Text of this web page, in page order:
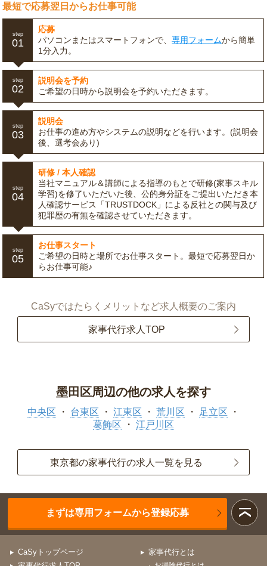
最短で応募翌日からお仕事可能
step
01
応募
パソコンまたはスマートフォンで、専用フォームから簡単
1分入力。
step
02
説明会を予約
ご希望の日時から説明会を予約いただきます。
step
03
説明会
お仕事の進め方やシステムの説明などを行います。(説明会
後、選考会あり)
step
04
研修 / 本人確認
当社マニュアル＆講師による指導のもとで研修(家事スキル
学習)を修了いただいた後、公的身分証をご提出いただき本
人確認サービス「TRUSTDOCK」による反社との関与及び
犯罪歴の有無を確認させていただきます。
step
05
お仕事スタート
ご希望の日時と場所でお仕事スタート。最短で応募翌日か
らお仕事可能♪
CaSyではたらくメリットなど求人概要のご案内
家事代行求人TOP
墨田区周辺の他の求人を探す
中央区 台東区 江東区 荒川区
足立区
葛飾区
江戸川区
東京都の家事代行の求人一覧を見る
まずは専用フォームから登録応募
CaSyトップページ
家事代行とは